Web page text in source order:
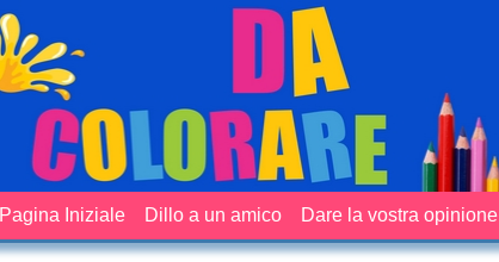
Pagina Iniziale Dillo a un amico Dare la vostra opinione